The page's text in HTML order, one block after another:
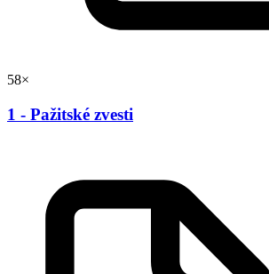
58×
1 - Pažitské zvesti